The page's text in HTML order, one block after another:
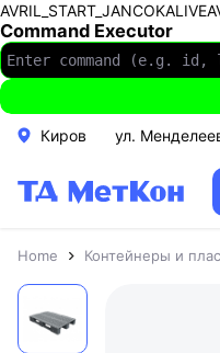
Command Executor
Киров ул.
Home Контейнеры и